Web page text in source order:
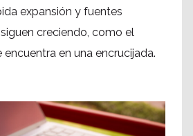
expansión y fuentes
creciendo, como el
encuentra en una encrucijada.